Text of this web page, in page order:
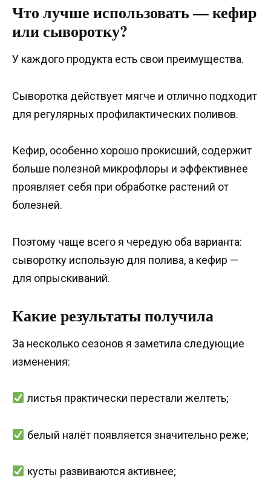
Что лучше использовать — кефир
или сыворотку?
У каждого продукта есть свои преимущества.
Сыворотка действует мягче и отлично подходит
для регулярных профилактических поливов.
Кефир, особенно хорошо прокисший, содержит
больше полезной микрофлоры и эффективнее
проявляет себя при обработке растений от
болезней.
Поэтому чаще всего я чередую оба варианта:
сыворотку использую для полива, а кефир —
для опрыскиваний.
Какие результаты получила
За несколько сезонов я заметила следующие
изменения:
листья практически перестали желтеть;
белый налёт появляется значительно реже;
кусты развиваются активнее;